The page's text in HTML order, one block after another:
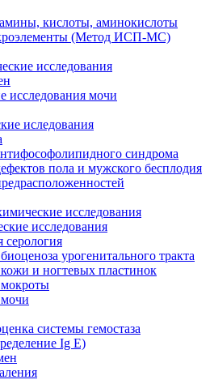
кислоты, аминокислоты
(Метод ИСП-МС)
исследования
исследования мочи
иследования
синдрома
пола и мужского бесплодия
исследования
исследования
урогенитального тракта
и ногтевых пластинок
системы гемостаза
Ig E)